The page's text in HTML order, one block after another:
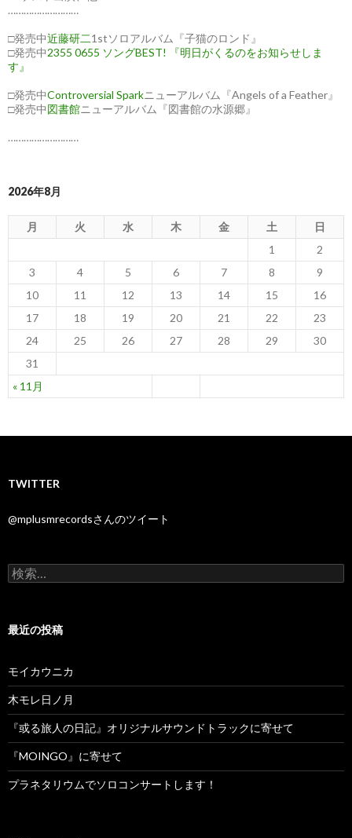
………………………
□発売中近藤研二1stソロアルバム『子猫のロンド』
□発売中2355 0655 ソングBEST! 『明日がくるのをお知らせしま
す』
□発売中Controversial Sparkニューアルバム『Angels of a Feather』
□発売中図書館ニューアルバム『図書館の水源郷』
………………………
2026年8月
月 火 水 木 金 土 日
« 11月
1
2
3
4 5 6 7 8
9
10
11 12 13 14 15
16
17
18 19 20 21 22
23
24
25 26 27 28 29
30
31
TWITTER
@mplusmrecordsさんのツイート
検
索
最近の投稿
モイカウニカ
木モレ日ノ月
『或る旅人の日記』オリジナルサウンドトラックに寄せて
『MOINGO』に寄せて
プラネタリウムでソロコンサートします！